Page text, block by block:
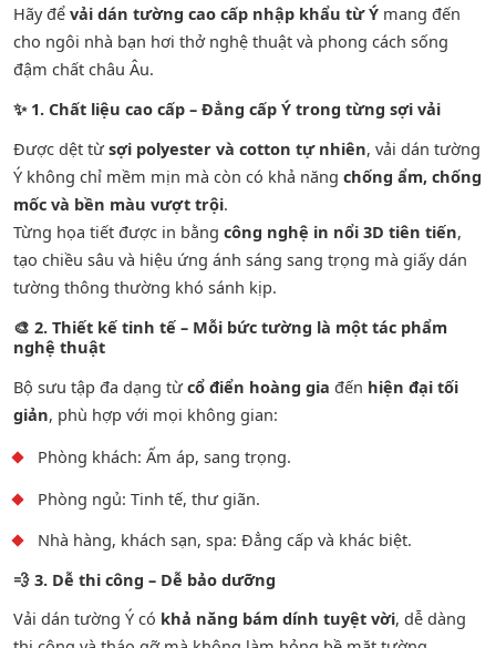
Hãy để vải dán tường cao cấp nhập khẩu từ Ý mang đến
cho ngôi nhà bạn hơi thở nghệ thuật và phong cách sống
đậm chất châu Âu.
✨ 1. Chất liệu cao cấp – Đẳng cấp Ý trong từng sợi vải
Được dệt từsợi polyester và cotton tự nhiên, vải dán tường
Ý không chỉ mềm mịn mà còn có khả năng chống ẩm, chống
mốc và bền màu vượt trội.
Từng họa tiết được in bằng công nghệ in nổi 3D tiên tiến,
tạo chiều sâu và hiệu ứng ánh sáng sang trọng mà giấy dán
tường thông thường khó sánh kịp.
🎨 2. Thiết kế tinh tế – Mỗi bức tường là một tác phẩm
nghệ thuật
Bộ sưu tập đa dạng từcổ điển hoàng gia đến hiện đại tối
giản, phù hợp với mọi không gian:
Phòng khách: Ấm áp, sang trọng.
Phòng ngủ: Tinh tế, thư giãn.
Nhà hàng, khách sạn, spa: Đẳng cấp và khác biệt.
💨 3. Dễ thi công – Dễ bảo dưỡng
Vải dán tường Ý có khả năng bám dính tuyệt vời, dễ dàng